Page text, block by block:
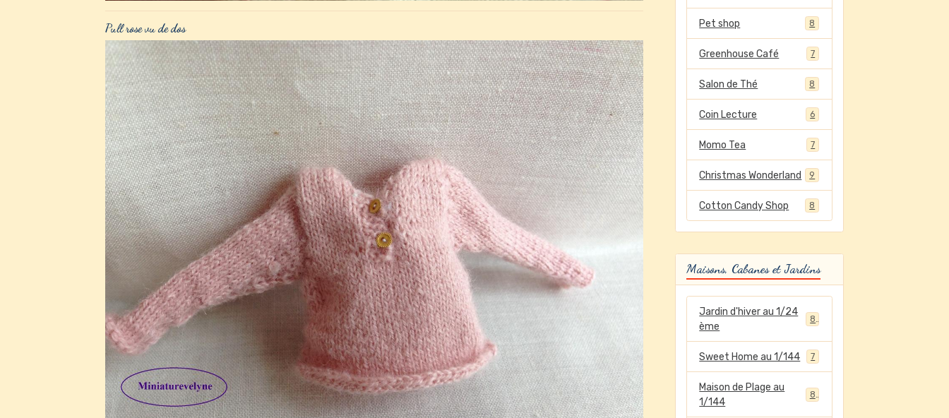
Pull rose vu de dos Pet shop 8
Greenhouse Café 7
Salon de Thé 8
Coin Lecture 6
Momo Tea 7
Christmas Wonderland 9
Cotton Candy Shop 8
Maisons, Cabanes et Jardins
Jardin d'hiver au 1/24
ème
Sweet Home au 1/144 7
Maison de Plage au
1/144